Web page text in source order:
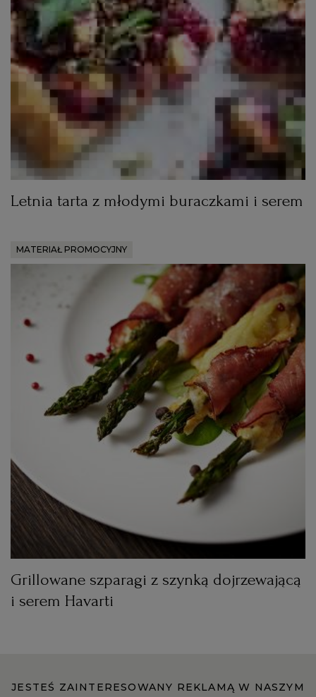
Letnia tarta z młodymi buraczkami i serem
MATERIAŁ PROMOCYJNY
Grillowane szparagi z szynką dojrzewającą
i serem Havarti
JESTEŚ ZAINTERESOWANY REKLAMĄ W NASZYM